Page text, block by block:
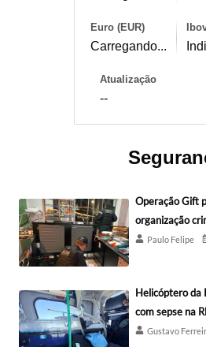
Euro (EUR)
Carregando...
Atualização
--
Operação Gift
organização
Paulo Felipe
Helicóptero da
com sepse na
Gustavo